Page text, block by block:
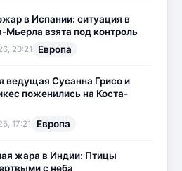
в Испании: ситуация в
Мьерла взята под контроль
20:21 Европа
ведущая Сусанна Грисо и
поженились на Коста-
17:21 Европа
жара в Индии: Птицы
с неба